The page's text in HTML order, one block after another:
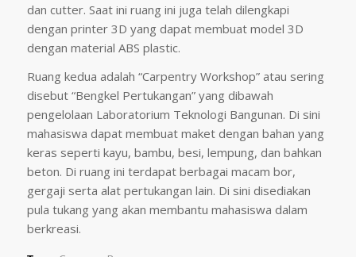
dan cutter. Saat ini ruang ini juga telah dilengkapi
dengan printer 3D yang dapat membuat model 3D
dengan material ABS plastic.
Ruang kedua adalah “Carpentry Workshop” atau sering
disebut “Bengkel Pertukangan” yang dibawah
pengelolaan Laboratorium Teknologi Bangunan. Di sini
mahasiswa dapat membuat maket dengan bahan yang
keras seperti kayu, bambu, besi, lempung, dan bahkan
beton. Di ruang ini terdapat berbagai macam bor,
gergaji serta alat pertukangan lain. Di sini disediakan
pula tukang yang akan membantu mahasiswa dalam
berkreasi.